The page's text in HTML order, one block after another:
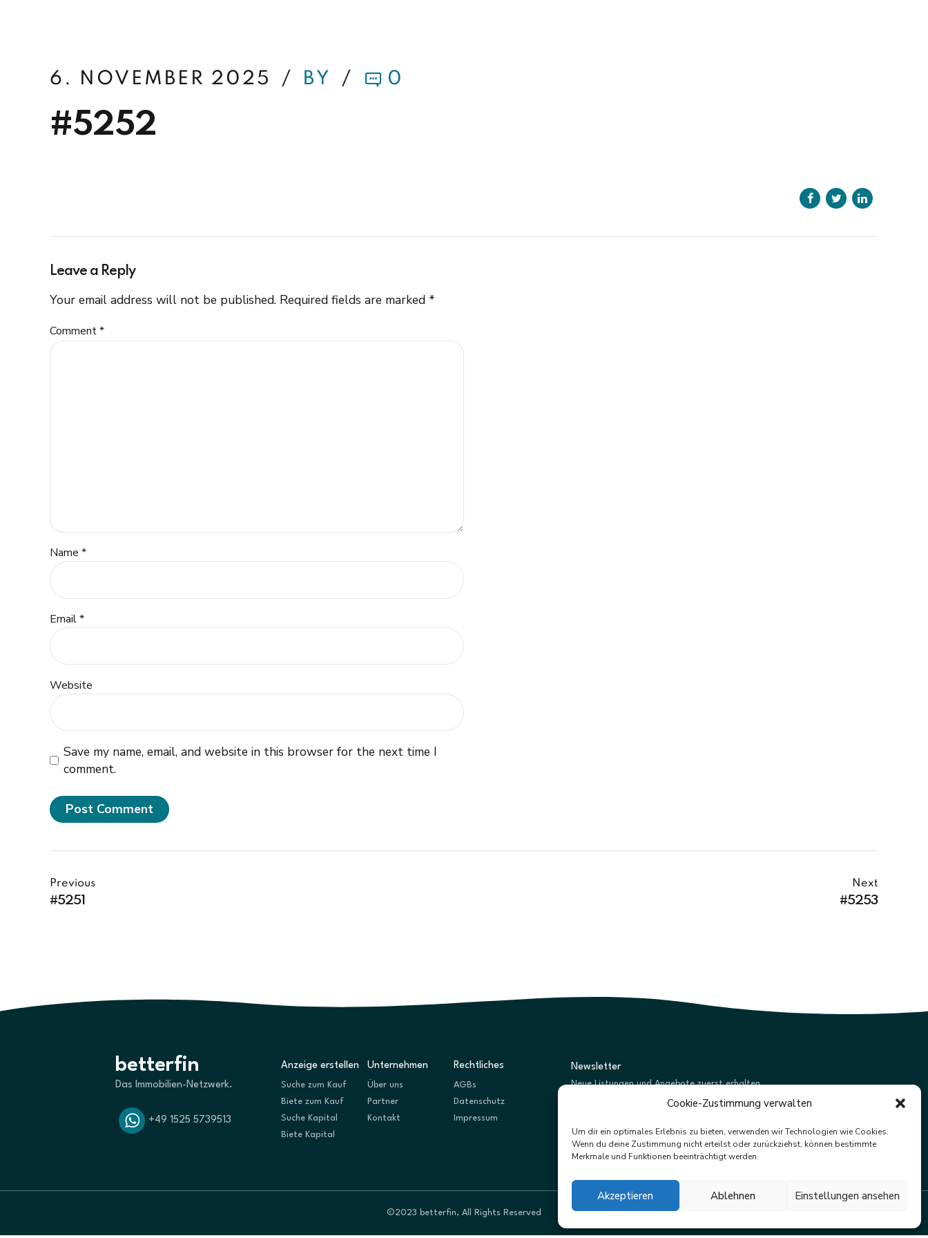
Cookie-Zustimmung verwalten
Um dir ein optimales Erlebnis zu bieten, verwenden wir Technologien wie Cookies.
Wenn du deine Zustimmung nicht erteilst oder zurückziehst, können bestimmte
Merkmale und Funktionen beeinträchtigt werden.
Akzeptieren Ablehnen Einstellungen ansehen
6. NOVEMBER 2025 BY 0
#5252
Leave a Reply
Your email address will not be published. Required fields are marked *
Comment*
Name *
Email *
Website
Save my name, email, and website in this browser for the next time I
comment.
Post Comment
Previous
#5251
Next
#5253
betterfin
Das Immobilien-Netzwerk.
+49 1525 5739513
Anzeige erstellen
Suche zum Kauf
Biete zum Kauf
Suche Kapital
Biete Kapital
Unternehmen
Über uns
Partner
Kontakt
Rechtliches
AGBs
Datenschutz
Impressum
Newsletter
Neue Listungen und Angebote zuerst erhalten.
Abonnieren
©2023 betterfin, All Rights Reserved